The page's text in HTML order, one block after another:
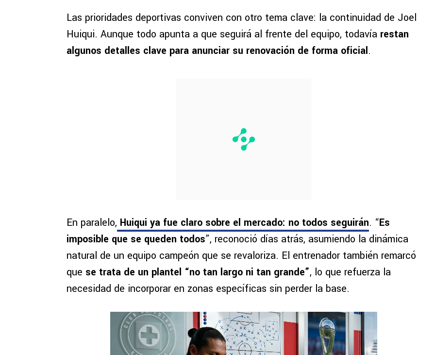
Las prioridades deportivas conviven con otro tema clave: la continuidad de Joel
Huiqui. Aunque todo apunta a que seguirá al frente del equipo, todavía restan
algunos detalles clave para anunciar su renovación de forma oficial.
En paralelo, Huiqui ya fue claro sobre el mercado: no todos seguirán. “Es
imposible que se queden todos”, reconoció días atrás, asumiendo la dinámica
natural de un equipo campeón que se revaloriza. El entrenador también remarcó
que se trata de un plantel “no tan largo ni tan grande”, lo que refuerza la
necesidad de incorporar en zonas específicas sin perder la base.